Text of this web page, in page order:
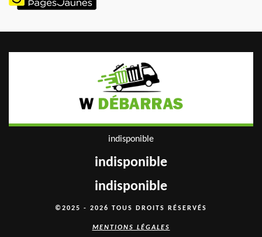
indisponible
indisponible
indisponible
©2025 - 2026 TOUS DROITS RÉSERVÉS
MENTIONS LÉGALES